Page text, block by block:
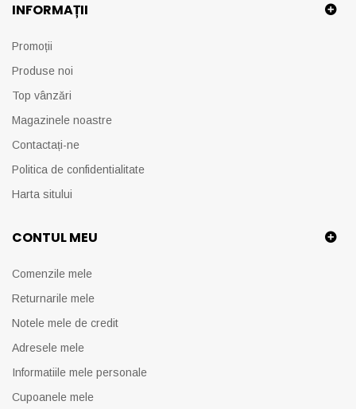
INFORMAȚII
Promoții
Produse noi
Top vânzări
Magazinele noastre
Contactați-ne
Politica de confidentialitate
Harta sitului
CONTUL MEU
Comenzile mele
Returnarile mele
Notele mele de credit
Adresele mele
Informatiile mele personale
Cupoanele mele